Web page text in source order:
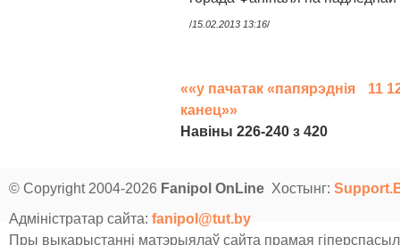
/15.02.2013 13:16/
««у пачатак «папярэднія 11
канец»»
Навiны 226-240 з 420
© Copyright 2004-2026 Fanipol OnLine Хостынг:
Адміністратар сайта: fanipol@tut.by
Пры выкарыстанні матэрыялаў сайта прамая